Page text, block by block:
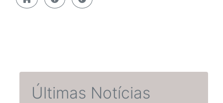
Últimas Notícias